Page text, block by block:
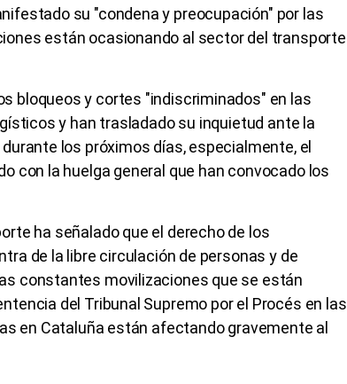
su "condena y preocupación" por las
están ocasionando al sector del transporte
bloqueos y cortes "indiscriminados" en las
y han trasladado su inquietud ante la
los próximos días, especialmente, el
con la huelga general que han convocado los
ha señalado que el derecho de los
de la libre circulación de personas y de
constantes movilizaciones que se están
del Tribunal Supremo por el Procés en las
en Cataluña están afectando gravemente al